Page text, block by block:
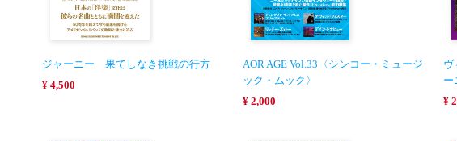
ジャーニー 果てしなき挑戦の行方
¥ 4,500
AOR AGE Vol.33〈シンコー・ミュージ
ック・ムック〉
¥ 2,000
ヴ
ー
¥